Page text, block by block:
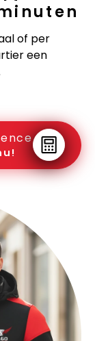
of per
een